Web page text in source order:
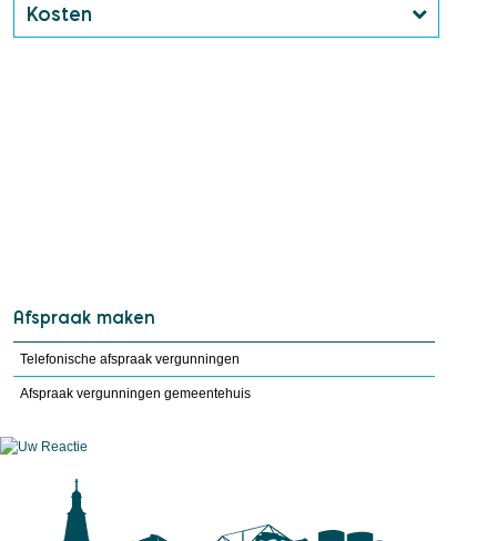
Kosten
Afspraak maken
Telefonische afspraak vergunningen
Afspraak vergunningen gemeentehuis